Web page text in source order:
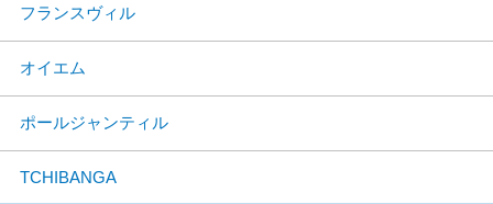
フランスヴィル
オイエム
ポールジャンティル
TCHIBANGA